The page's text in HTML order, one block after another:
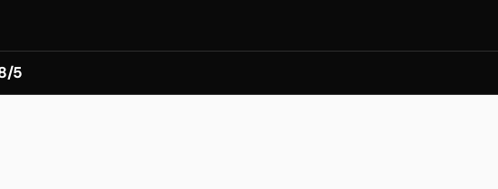
5